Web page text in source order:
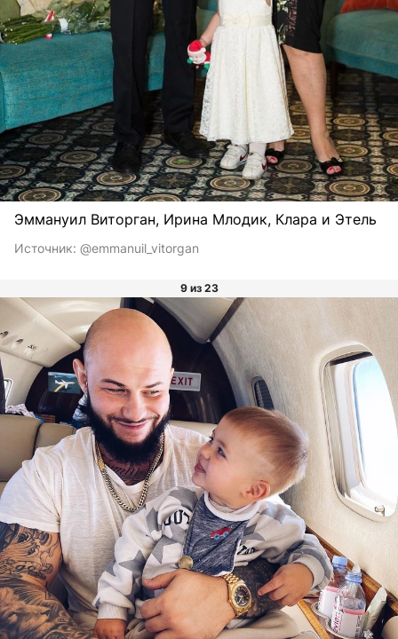
Эммануил Виторган, Ирина Млодик, Клара и Этель
Источник: @emmanuil_vitorgan
9 из 23